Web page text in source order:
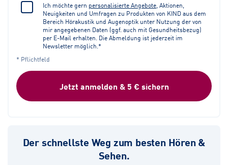
Ich möchte gern personalisierte Angebote , Aktionen,
Neuigkeiten und Umfragen zu Produkten von KIND aus dem
Bereich Hörakustik und Augenoptik unter Nutzung der von
mir angegebenen Daten (ggf. auch mit Gesundheitsbezug)
per E-Mail erhalten. Die Abmeldung ist jederzeit im
Newsletter möglich.*
* Pflichtfeld
Jetzt anmelden & 5 € sichern
Der schnellste Weg zum besten Hören &
Sehen.